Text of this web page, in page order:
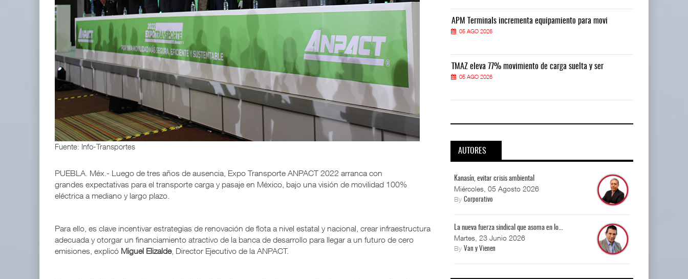
Fuente: Info-Transportes
PUEBLA. Méx.- Luego de tres años de ausencia, Expo Transporte ANPACT 2022 arranca con
grandes expectativas para el transporte carga y pasaje en México, bajo una visión de movilidad 100%
eléctrica a mediano y largo plazo.
Para ello, es clave incentivar estrategias de renovación de flota a nivel estatal y nacional, crear infraestructura
adecuada y otorgar un financiamiento atractivo de la banca de desarrollo para llegar a un futuro de cero
emisiones, explicó Miguel Elizalde, Director Ejecutivo de la ANPACT.
APM Terminals incrementa equipamiento para movi
05 AGO 2026
TMAZ eleva 77% movimiento de carga suelta y ser
05 AGO 2026
APM Terminals incrementa equipamiento para movi
TMAZ eleva 77% movimiento de carga suelta y ser
05 AGO 2026
APM Terminals incrementa equipamiento para movi
05 AGO 2026
TMAZ eleva 77% movimiento de carga suelta y ser
05 AGO 2026
AUTORES
Kanasín, evitar crisis ambiental
Miércoles, 05 Agosto 2026
ByCorporativo
La nueva fuerza sindical que asoma en lo...
Martes, 23 Junio 2026
ByVan y Vienen